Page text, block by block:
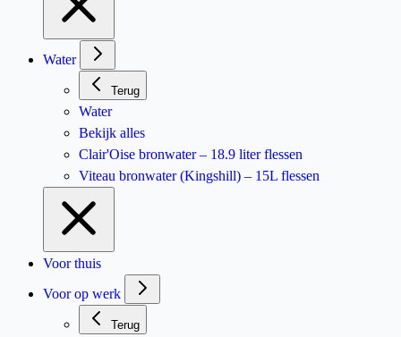
Water
Terug
Water
Bekijk alles
Clair'Oise bronwater – 18.9 liter flessen
Viteau bronwater (Kingshill) – 15L flessen
Voor thuis
Voor op werk
Terug